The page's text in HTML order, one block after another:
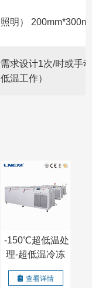
明）
求设计1次/时或手
温工作）
-150℃超低温处
理-超低温冷冻
过盈配合价格
查看详情